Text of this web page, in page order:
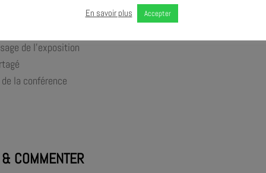
le cycle de conférences Jazz Story “JAZZ LADIES”.
Ladies. L’inauguration se fera en présence de Marion
de l’exposition
la conférence
& COMMENTER
En savoir plus Accepter